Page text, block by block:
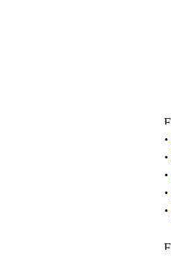
·
·
·
·
·